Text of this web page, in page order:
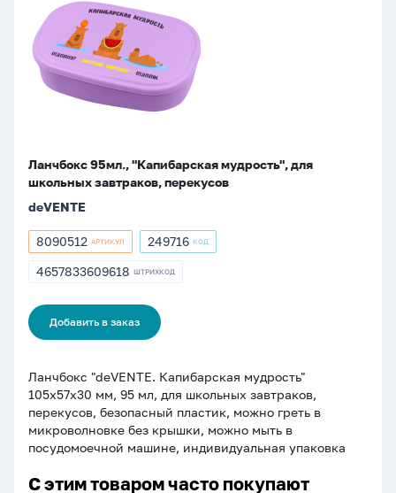
"Капибарская
мудрость",
для
школьных
завтраков,
перекусов
Ланчбокс 95мл., "Капибарская мудрость", для
школьных завтраков, перекусов
deVENTE
Артикул
8090512
8090512 АРТИКУЛ
Артикул
249716
249716 КОД
ШТРИХКОД
4657833609618 ШТРИХКОД
Добавить в заказ
Ланчбокс "deVENTE. Капибарская мудрость"
105x57x30 мм, 95 мл, для школьных завтраков,
перекусов, безопасный пластик, можно греть в
микроволновке без крышки, можно мыть в
посудомоечной машине, индивидуальная упаковка
С этим товаром часто покупают